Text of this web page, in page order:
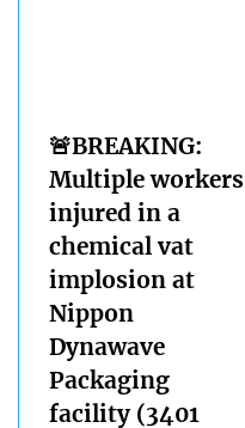
🚨BREAKING:
Multiple workers
injured in a
chemical vat
implosion at
Nippon
Dynawave
Packaging
facility (3401